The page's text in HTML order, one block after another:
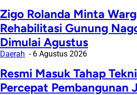
Zigo Rolanda Minta
Rehabilitasi Gunung
Dimulai Agustus
Daerah 6 Agustus 2026
Resmi Masuk Tahap
Percepat Pembangunan